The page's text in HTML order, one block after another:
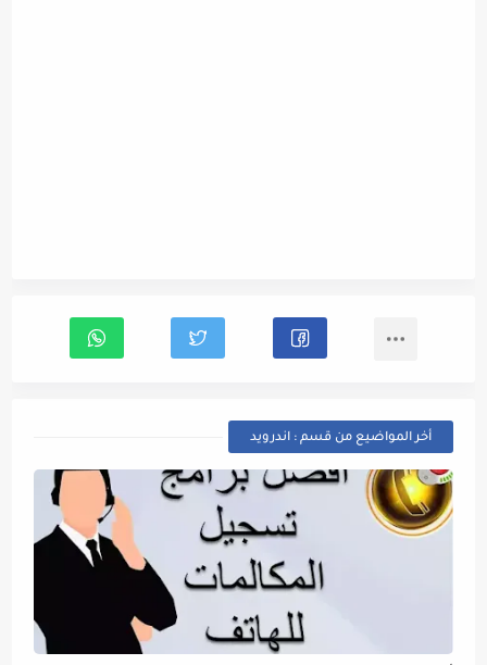
أخر المواضيع من قسم : اندرويد